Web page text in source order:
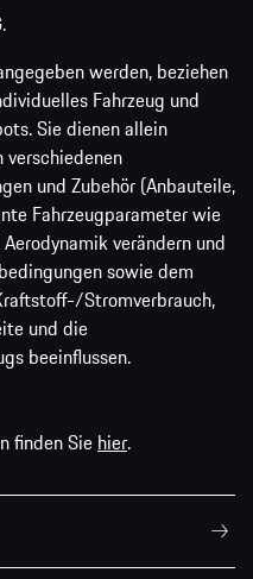
werden, beziehen
Fahrzeug und
Sie dienen allein
und Zubehör (Anbauteile,
Fahrzeugparameter wie
verändern und
sowie dem
Stromverbrauch,
und die
beeinflussen.
finden Sie hier.